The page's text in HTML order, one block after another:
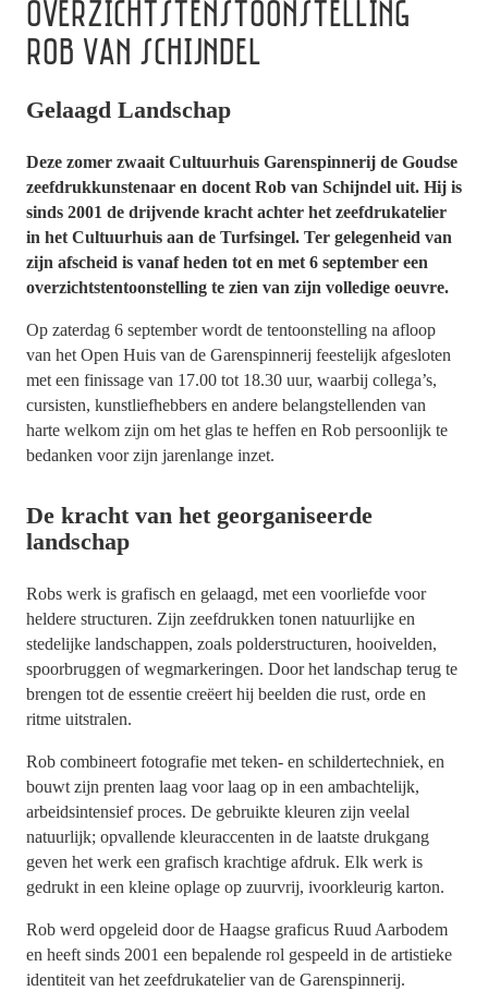
OVERZICHTSTENSTOONSTELLING
ROB VAN SCHIJNDEL
Gelaagd Landschap
Deze zomer zwaait Cultuurhuis Garenspinnerij de Goudse
zeefdrukkunstenaar en docent Rob van Schijndel uit. Hij is
sinds 2001 de drijvende kracht achter het zeefdrukatelier
in het Cultuurhuis aan de Turfsingel. Ter gelegenheid van
zijn afscheid is vanaf heden tot en met 6 september een
overzichtstentoonstelling te zien van zijn volledige oeuvre.
Op zaterdag 6 september wordt de tentoonstelling na afloop
van het Open Huis van de Garenspinnerij feestelijk afgesloten
met een finissage van 17.00 tot 18.30 uur, waarbij collega’s,
cursisten, kunstliefhebbers en andere belangstellenden van
harte welkom zijn om het glas te heffen en Rob persoonlijk te
bedanken voor zijn jarenlange inzet.
De kracht van het georganiseerde
landschap
Robs werk is grafisch en gelaagd, met een voorliefde voor
heldere structuren. Zijn zeefdrukken tonen natuurlijke en
stedelijke landschappen, zoals polderstructuren, hooivelden,
spoorbruggen of wegmarkeringen. Door het landschap terug te
brengen tot de essentie creëert hij beelden die rust, orde en
ritme uitstralen.
Rob combineert fotografie met teken- en schildertechniek, en
bouwt zijn prenten laag voor laag op in een ambachtelijk,
arbeidsintensief proces. De gebruikte kleuren zijn veelal
natuurlijk; opvallende kleuraccenten in de laatste drukgang
geven het werk een grafisch krachtige afdruk. Elk werk is
gedrukt in een kleine oplage op zuurvrij, ivoorkleurig karton.
Rob werd opgeleid door de Haagse graficus Ruud Aarbodem
en heeft sinds 2001 een bepalende rol gespeeld in de artistieke
identiteit van het zeefdrukatelier van de Garenspinnerij.